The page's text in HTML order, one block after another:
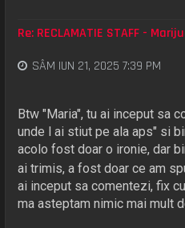
Re: RECLAMATIE STAFF -
SÂM IUN 21, 2025 7:39 PM
Btw "Maria", tu ai inceput sa
unde l ai stiut pe ala aps" si
acolo fost doar o ironie, dar
ai trimis, a fost doar ce am
ai inceput sa comentezi, fix
ma asteptam nimic mai mult